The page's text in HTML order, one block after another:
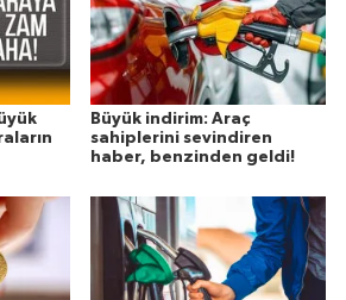
Büyük indirim: Araç
sahiplerini sevindiren
haber, benzinden geldi!